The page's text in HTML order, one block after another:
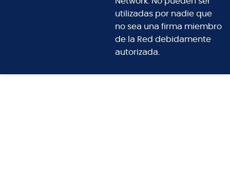
utilizadas por nadie que
no sea una firma miembro
de la Red debidamente
autorizada.